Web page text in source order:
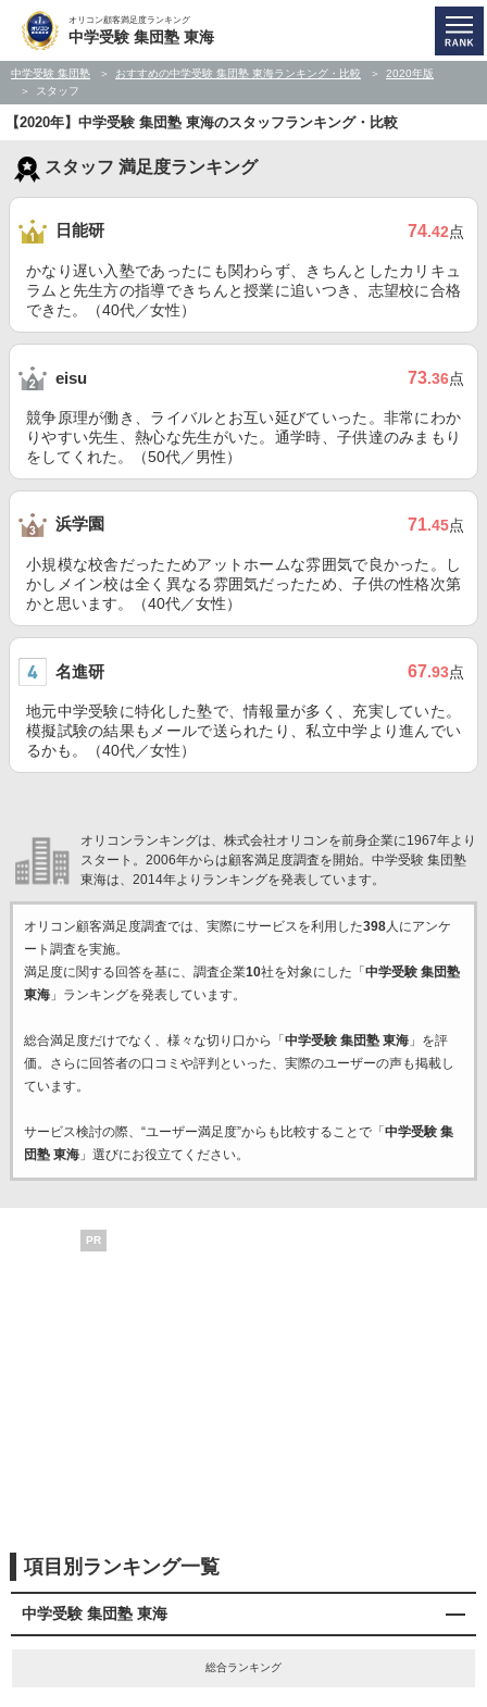
オリコン顧客満足度ランキング
中学受験 集団塾 東海
中学受験 集団塾 おすすめの中学受験 集団塾 東海ランキング・比較
2020年版
スタッフ
【2020年】中学受験 集団塾 東海のスタッフランキング・比較
スタッフ 満足度ランキング
日能研 74.42点
かなり遅い入塾であったにも関わらず、きちんとしたカリキュ
ラムと先生方の指導できちんと授業に追いつき、志望校に合格
できた。（40代／女性）
eisu 73.36点
競争原理が働き、ライバルとお互い延びていった。非常にわか
りやすい先生、熱心な先生がいた。通学時、子供達のみまもり
をしてくれた。（50代／男性）
浜学園 71.45点
小規模な校舎だったためアットホームな雰囲気で良かった。し
かしメイン校は全く異なる雰囲気だったため、子供の性格次第
かと思います。（40代／女性）
名進研 67.93点
地元中学受験に特化した塾で、情報量が多く、充実していた。
模擬試験の結果もメールで送られたり、私立中学より進んでい
るかも。（40代／女性）
オリコンランキングは、株式会社オリコンを前身企業に1967年より
スタート。2006年からは顧客満足度調査を開始。中学受験 集団塾
東海は、2014年よりランキングを発表しています。
オリコン顧客満足度調査では、実際にサービスを利用した398人にアンケ
ート調査を実施。
満足度に関する回答を基に、調査企業10社を対象にした「 中学受験 集団塾
東海」ランキングを発表しています。
総合満足度だけでなく、様々な切り口から「 中学受験 集団塾 東海」を評
価。さらに回答者の口コミや評判といった、実際のユーザーの声も掲載し
ています。
サービス検討の際、“ユーザー満足度”からも比較することで「 中学受験 集
団塾 東海」選びにお役立てください。
PR
項目別ランキング一覧
中学受験 集団塾 東海
総合ランキング